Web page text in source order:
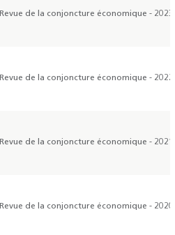
Revue de la conjoncture économique - 2023
Revue de la conjoncture économique - 2022
Revue de la conjoncture économique - 2021
Revue de la conjoncture économique - 2020